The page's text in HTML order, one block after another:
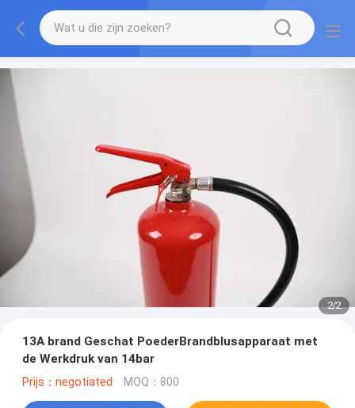
2/2
13A brand Geschat PoederBrandblusapparaat met
de Werkdruk van 14bar
Prijs：negotiated MOQ：800